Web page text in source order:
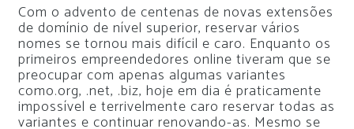
Com o advento de centenas de novas extensões
de domínio de nível superior, reservar vários
nomes se tornou mais difícil e caro. Enquanto os
primeiros empreendedores online tiveram que se
preocupar com apenas algumas variantes
como.org, .net, .biz, hoje em dia é praticamente
impossível e terrivelmente caro reservar todas as
variantes e continuar renovando-as. Mesmo se